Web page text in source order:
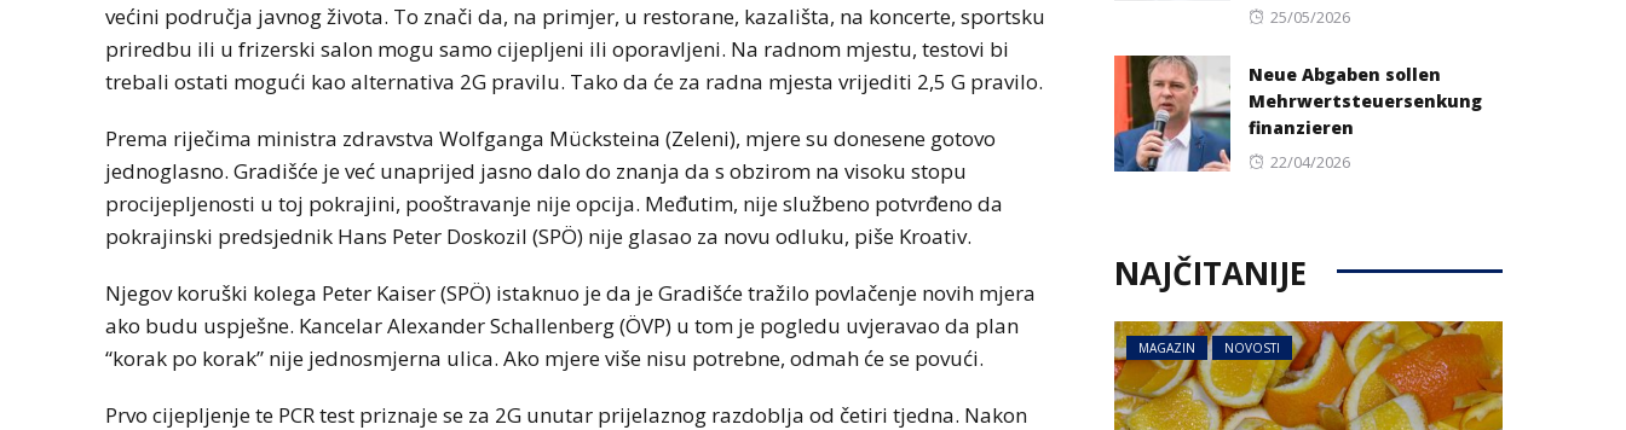
većini područja javnog života. To znači da, na primjer, u restorane, kazališta, na koncerte, sportsku
priredbu ili u frizerski salon mogu samo cijepljeni ili oporavljeni. Na radnom mjestu, testovi bi
trebali ostati mogući kao alternativa 2G pravilu. Tako da će za radna mjesta vrijediti 2,5 G pravilo.
Prema riječima ministra zdravstva Wolfganga Mücksteina (Zeleni), mjere su donesene gotovo
jednoglasno. Gradišće je već unaprijed jasno dalo do znanja da s obzirom na visoku stopu
procijepljenosti u toj pokrajini, pooštravanje nije opcija. Međutim, nije službeno potvrđeno da
pokrajinski predsjednik Hans Peter Doskozil (SPÖ) nije glasao za novu odluku, piše Kroativ.
Njegov koruški kolega Peter Kaiser (SPÖ) istaknuo je da je Gradišće tražilo povlačenje novih mjera
ako budu uspješne. Kancelar Alexander Schallenberg (ÖVP) u tom je pogledu uvjeravao da plan
“korak po korak” nije jednosmjerna ulica. Ako mjere više nisu potrebne, odmah će se povući.
Prvo cijepljenje te PCR test priznaje se za 2G unutar prijelaznog razdoblja od četiri tjedna. Nakon
Posted
25/05/2026
Neue Abgaben sollen
Mehrwertsteuersenkung
finanzieren
Posted
22/04/2026
NAJČITANIJE
MAGAZIN NOVOSTI